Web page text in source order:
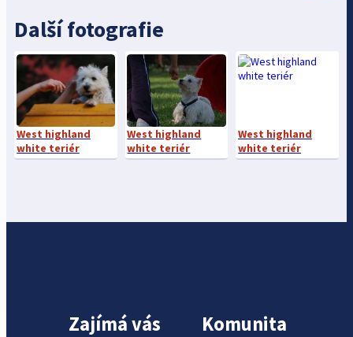
Další fotografie
West highland
white teriér
West highland
white teriér
West highland
white teriér
Zajímá vás Komunita